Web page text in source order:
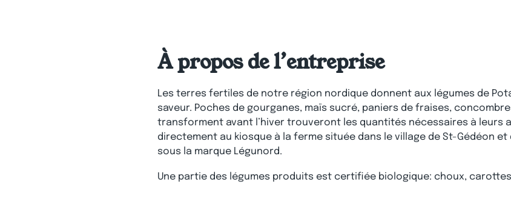
À propos de l’entreprise
Les terres fertiles de notre région nordique donnent aux légumes de
saveur. Poches de gourganes, maïs sucré, paniers de fraises,
transforment avant l’hiver trouveront les quantités nécessaires à leurs
directement au kiosque à la ferme située dans le village de St-Gédéon
sous la marque Légunord.
Une partie des légumes produits est certifiée biologique: choux,